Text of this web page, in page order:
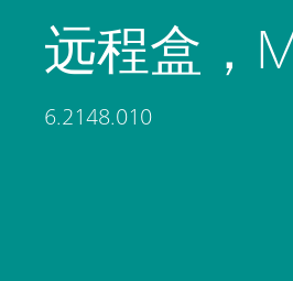
远程盒，
6.2148.010